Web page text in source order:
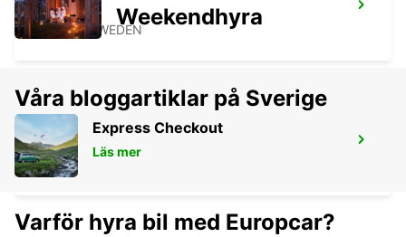
KINNA
KINNA - SWEDEN
VARBERG
VARBERG - SWEDEN
Weekendhyra
Våra bloggartiklar på Sverige
Express Checkout
Läs mer
Varför hyra bil med Europcar?